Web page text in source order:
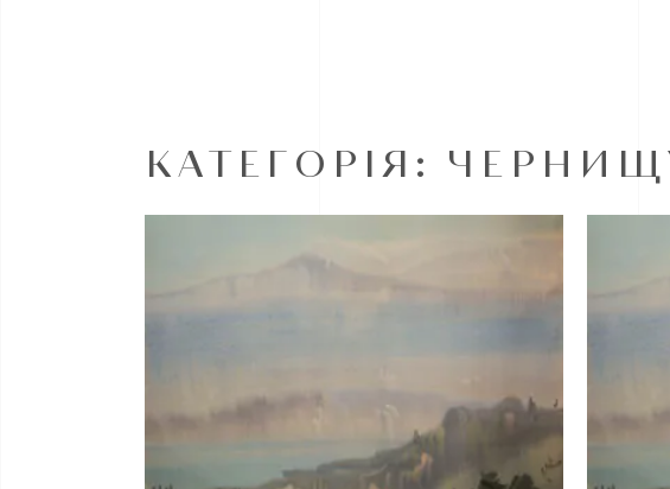
КАТЕГОРІЯ: